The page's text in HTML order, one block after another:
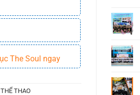
The Soul ngay
THAO